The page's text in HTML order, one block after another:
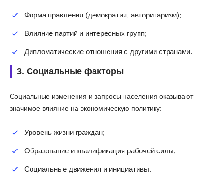
Форма правления (демократия, авторитаризм);
Влияние партий и интересных групп;
Дипломатические отношения с другими странами.
3. Социальные факторы
Социальные изменения и запросы населения оказывают
значимое влияние на экономическую политику:
Уровень жизни граждан;
Образование и квалификация рабочей силы;
Социальные движения и инициативы.